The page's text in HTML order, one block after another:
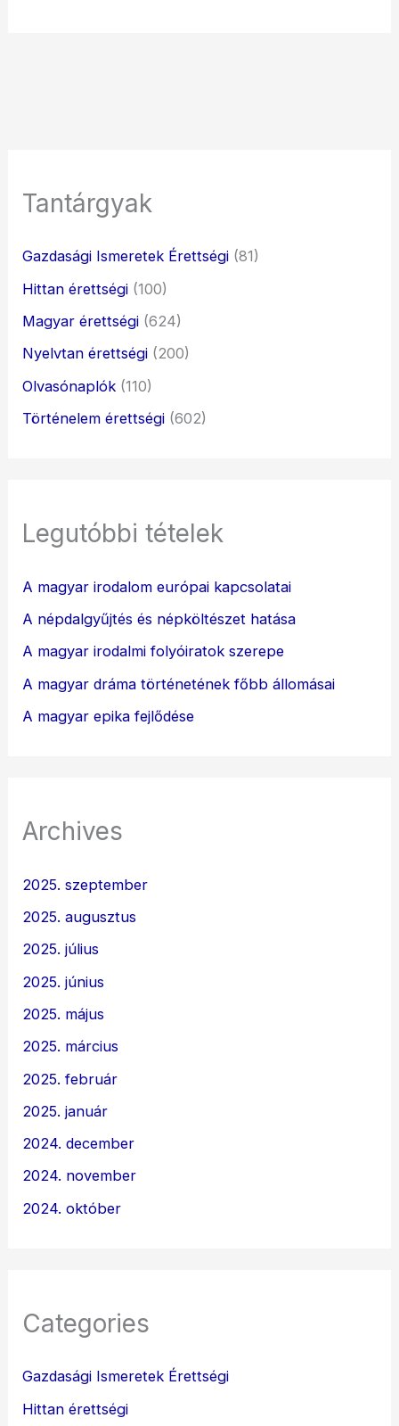
Tantárgyak
Gazdasági Ismeretek Érettségi (81)
Hittan érettségi (100)
Magyar érettségi (624)
Nyelvtan érettségi (200)
Olvasónaplók (110)
Történelem érettségi (602)
Legutóbbi tételek
A magyar irodalom európai kapcsolatai
A népdalgyűjtés és népköltészet hatása
A magyar irodalmi folyóiratok szerepe
A magyar dráma történetének főbb állomásai
A magyar epika fejlődése
Archives
2025. szeptember
2025. augusztus
2025. július
2025. június
2025. május
2025. március
2025. február
2025. január
2024. december
2024. november
2024. október
Categories
Gazdasági Ismeretek Érettségi
Hittan érettségi